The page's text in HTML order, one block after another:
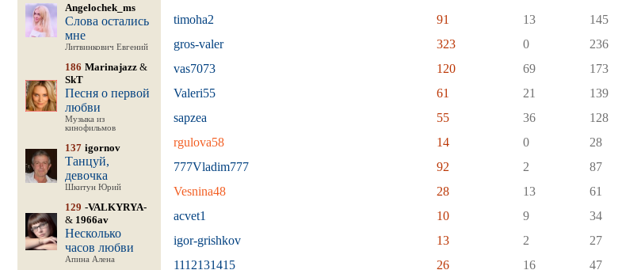
Angelochek_ms
Слова остались
мне
Литвинкович Евгений
186 Marinajazz&
SkT
Песня о первой
любви
Музыка из
кинофильмов
137 igornov
Танцуй,
девочка
Шкитун Юрий
129 -VALKYRYA-
& 1966av
Несколько
часов любви
Апина Алена
timoha2 91 13 145
gros-valer 323 0 236
vas7073 120 69 173
Valeri55 61 21 139
sapzea 55 36 128
rgulova58 14 0 28
777Vladim777 92 2 87
Vesnina48 28 13 61
acvet1 10 9 34
igor-grishkov 13 2 27
1112131415 26 16 47